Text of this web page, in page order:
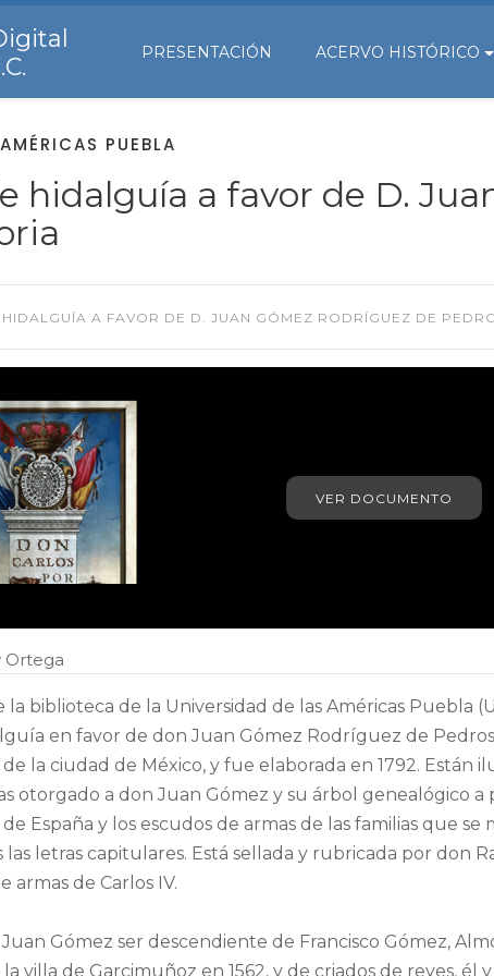
PRESENTACIÓN ACERVO HISTÓRICO
PUEBLA
hidalguía a favor de D.
A FAVOR DE D. JUAN GÓMEZ RODRÍGUEZ DE
VER DOCUMENTO
Ortega
la biblioteca de la Universidad de las Américas Puebla
en favor de don Juan Gómez Rodríguez de
la ciudad de México, y fue elaborada en 1792. Están
otorgado a don Juan Gómez y su árbol genealógico a
España y los escudos de armas de las familias que se
letras capitulares. Está sellada y rubricada por don
armas de Carlos IV.
Gómez ser descendiente de Francisco Gómez,
villa de Garcimuñoz en 1562, y de criados de reyes, él y